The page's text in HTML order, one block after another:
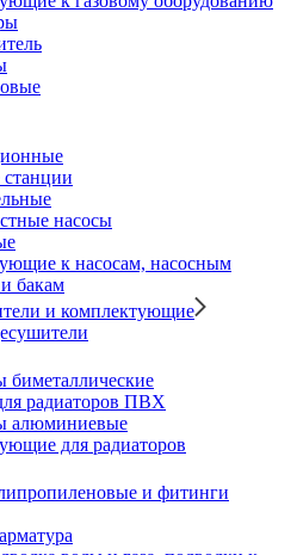
насосы
к насосам, насосным
бакам
и комплектующие
биметаллические
радиаторов ПВХ
алюминиевые
для радиаторов
и фитинги